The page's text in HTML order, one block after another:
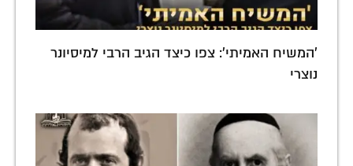
'המשיח האמיתי': צפו כיצד הגיב הרבי למיסיונר
נוצרי